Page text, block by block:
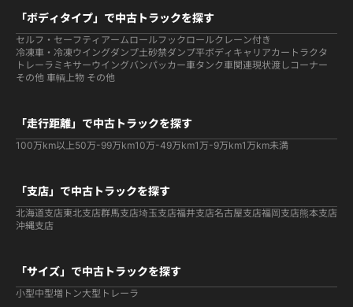
「ボディタイプ」で中古トラックを探す
セルフ・セーフティ アームロールフックロールクレーン付き
冷凍車・冷凍ウイングダンプ土砂禁ダンプ平ボディ キャリアカー トラクタ
トレーラ ミキサーウイングバンパッカー車タンク車関連現状渡しコーナー
その他 車輌上物 その他
「走行距離」で中古トラックを探す
100万km以上50万-99万km10万-49万km1万-9万km1万km未満
「支店」で中古トラックを探す
北海道支店東北支店群馬支店埼玉支店福井支店名古屋支店福岡支店熊本支店
沖縄支店
「サイズ」で中古トラックを探す
小型中型増トン大型 トレーラ